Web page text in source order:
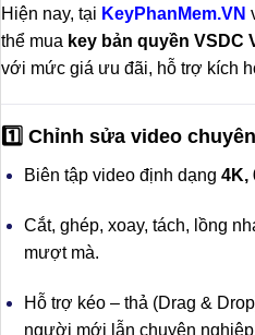
Hiện nay, tại KeyPhanMem.VN
thể mua key bản quyền VSDC
với mức giá ưu đãi, hỗ trợ kích
1️⃣ Chỉnh sửa video
Biên tập video định dạng 4K,
Cắt, ghép, xoay, tách, lồng
mượt mà.
Hỗ trợ kéo – thả (Drag &
người mới lẫn chuyên